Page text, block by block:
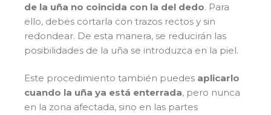
de la uña no coincida con la del dedo. Para
ello, debes cortarla con trazos rectos y sin
redondear. De esta manera, se reducirán las
posibilidades de la uña se introduzca en la piel.
Este procedimiento también puedes aplicarlo
cuando la uña ya está enterrada, pero nunca
en la zona afectada, sino en las partes